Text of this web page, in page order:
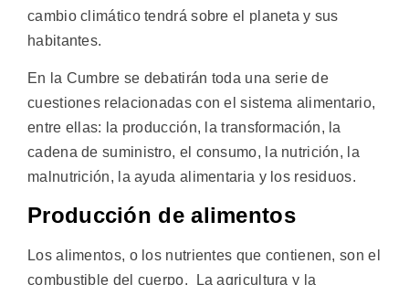
cambio climático tendrá sobre el planeta y sus
habitantes.
En la Cumbre se debatirán toda una serie de
cuestiones relacionadas con el sistema alimentario,
entre ellas: la producción, la transformación, la
cadena de suministro, el consumo, la nutrición, la
malnutrición, la ayuda alimentaria y los residuos.
Producción de alimentos
Los alimentos, o los nutrientes que contienen, son el
combustible del cuerpo. La agricultura y la